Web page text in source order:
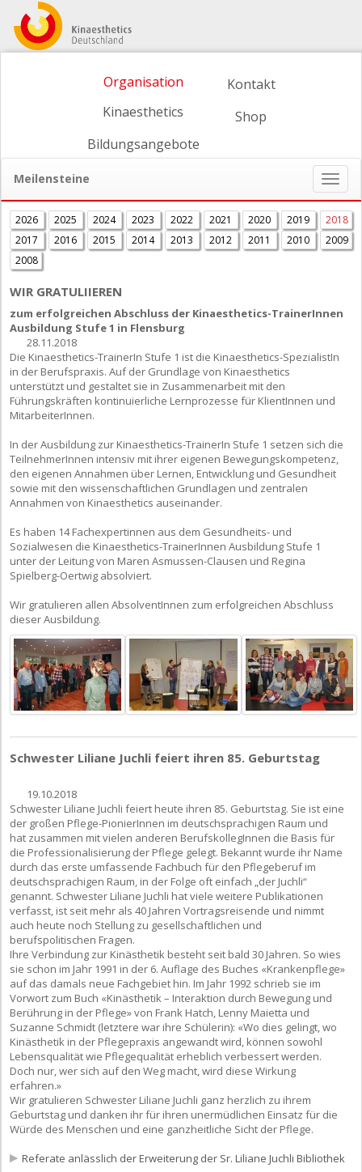
Organisation
Kinaesthetics
Bildungsangebote
Kontakt
Shop
Meilensteine
ein-/
2026 2025 2024 2023 2022 2021 2020 2019
2018
2017
2016 2015 2014 2013 2012 2011 2010
2009
2008
WIR GRATULIIEREN
zum erfolgreichen Abschluss der Kinaesthetics-TrainerInnen
Ausbildung Stufe 1 in Flensburg
28.11.2018
Die Kinaesthetics-TrainerIn Stufe 1 ist die Kinaesthetics-SpezialistIn
in der Berufspraxis. Auf der Grundlage von Kinaesthetics
unterstützt und gestaltet sie in Zusammenarbeit mit den
Führungskräften kontinuierliche Lernprozesse für KlientInnen und
MitarbeiterInnen.
In der Ausbildung zur Kinaesthetics-TrainerIn Stufe 1 setzen sich die
TeilnehmerInnen intensiv mit ihrer eigenen Bewegungskompetenz,
den eigenen Annahmen über Lernen, Entwicklung und Gesundheit
sowie mit den wissenschaftlichen Grundlagen und zentralen
Annahmen von Kinaesthetics auseinander.
Es haben 14 Fachexpertinnen aus dem Gesundheits- und
Sozialwesen die Kinaesthetics-TrainerInnen Ausbildung Stufe 1
unter der Leitung von Maren Asmussen-Clausen und Regina
Spielberg-Oertwig absolviert.
Wir gratulieren allen AbsolventInnen zum erfolgreichen Abschluss
dieser Ausbildung.
Schwester Liliane Juchli feiert ihren 85. Geburtstag
19.10.2018
Schwester Liliane Juchli feiert heute ihren 85. Geburtstag. Sie ist eine
der großen Pflege-PionierInnen im deutschsprachigen Raum und
hat zusammen mit vielen anderen BerufskollegInnen die Basis für
die Professionalisierung der Pflege gelegt. Bekannt wurde ihr Name
durch das erste umfassende Fachbuch für den Pflegeberuf im
deutschsprachigen Raum, in der Folge oft einfach „der Juchli“
genannt. Schwester Liliane Juchli hat viele weitere Publikationen
verfasst, ist seit mehr als 40 Jahren Vortragsreisende und nimmt
auch heute noch Stellung zu gesellschaftlichen und
berufspolitischen Fragen.
Ihre Verbindung zur Kinästhetik besteht seit bald 30 Jahren. So wies
sie schon im Jahr 1991 in der 6. Auflage des Buches «Krankenpflege»
auf das damals neue Fachgebiet hin. Im Jahr 1992 schrieb sie im
Vorwort zum Buch «Kinästhetik – Interaktion durch Bewegung und
Berührung in der Pflege» von Frank Hatch, Lenny Maietta und
Suzanne Schmidt (letztere war ihre Schülerin): «Wo dies gelingt, wo
Kinästhetik in der Pflegepraxis angewandt wird, können sowohl
Lebensqualität wie Pflegequalität erheblich verbessert werden.
Doch nur, wer sich auf den Weg macht, wird diese Wirkung
erfahren.»
Wir gratulieren Schwester Liliane Juchli ganz herzlich zu ihrem
Geburtstag und danken ihr für ihren unermüdlichen Einsatz für die
Würde des Menschen und eine ganzheitliche Sicht der Pflege.
Referate anlässlich der Erweiterung der Sr. Liliane Juchli Bibliothek